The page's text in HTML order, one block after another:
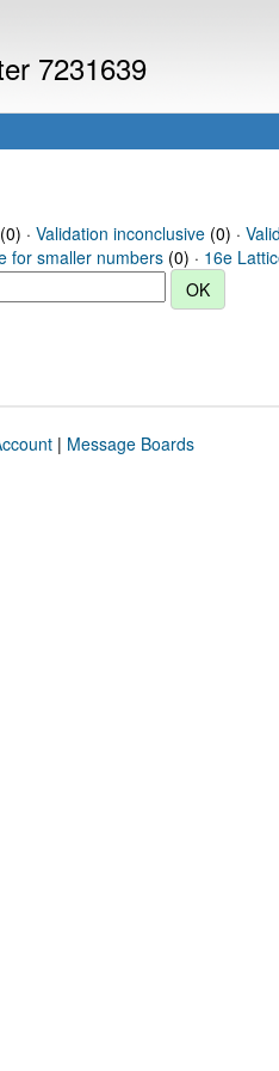
7231639
· Validation inconclusive(0) · Valid
for smaller numbers (0) · 16e
| Message Boards